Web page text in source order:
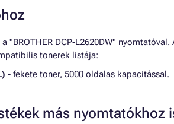
"BROTHER DCP-L2620DW"
tonerek listája:
- fekete toner, 5000 oldalas kapacitással.
más nyomtatókhoz